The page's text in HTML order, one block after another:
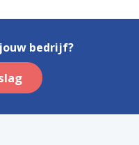
bedrijf?